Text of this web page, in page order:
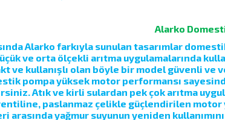
Alarko
Alarko farkıyla sunulan tasarımlar
ve orta ölçekli arıtma uygulamalarında
ve kullanışlı olan böyle bir model güvenli ve
pompa yüksek motor performansı
Atık ve kirli sulardan pek çok arıtma
ventiline, paslanmaz çelikle güçlendirilen
arasında yağmur suyunun yeniden